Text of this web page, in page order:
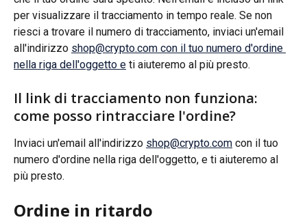
per visualizzare il tracciamento in tempo reale. Se non
riesci a trovare il numero di tracciamento, inviaci un'email
all'indirizzo shop@crypto.com con il tuo numero d'ordine
nella riga dell'oggetto e ti aiuteremo al più presto.
Il link di tracciamento non funziona:
come posso rintracciare l'ordine?
Inviaci un'email all'indirizzo shop@crypto.com con il tuo
numero d'ordine nella riga dell'oggetto, e ti aiuteremo al
più presto.
Ordine in ritardo